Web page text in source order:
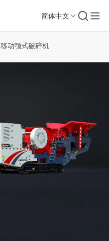
简体中文
移动颚式破碎机